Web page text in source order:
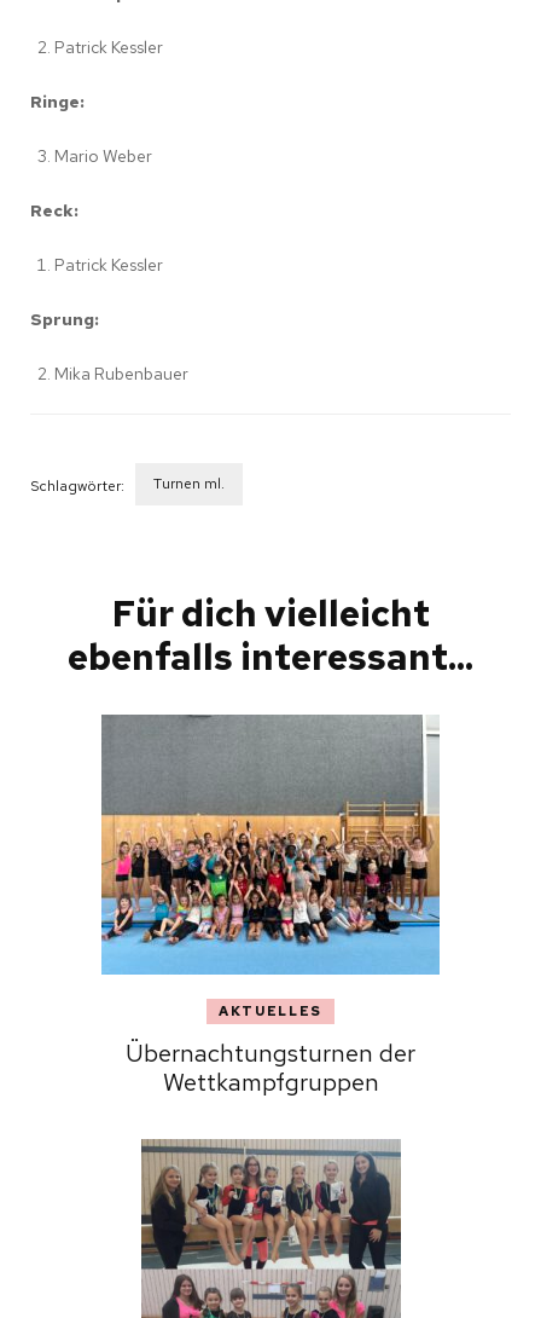
Patrick Kessler
Ringe:
Mario Weber
Reck:
Patrick Kessler
Sprung:
Mika Rubenbauer
Schlagwörter: Turnen ml.
Für dich vielleicht
ebenfalls interessant...
AKTUELLES
Übernachtungsturnen der
Wettkampfgruppen